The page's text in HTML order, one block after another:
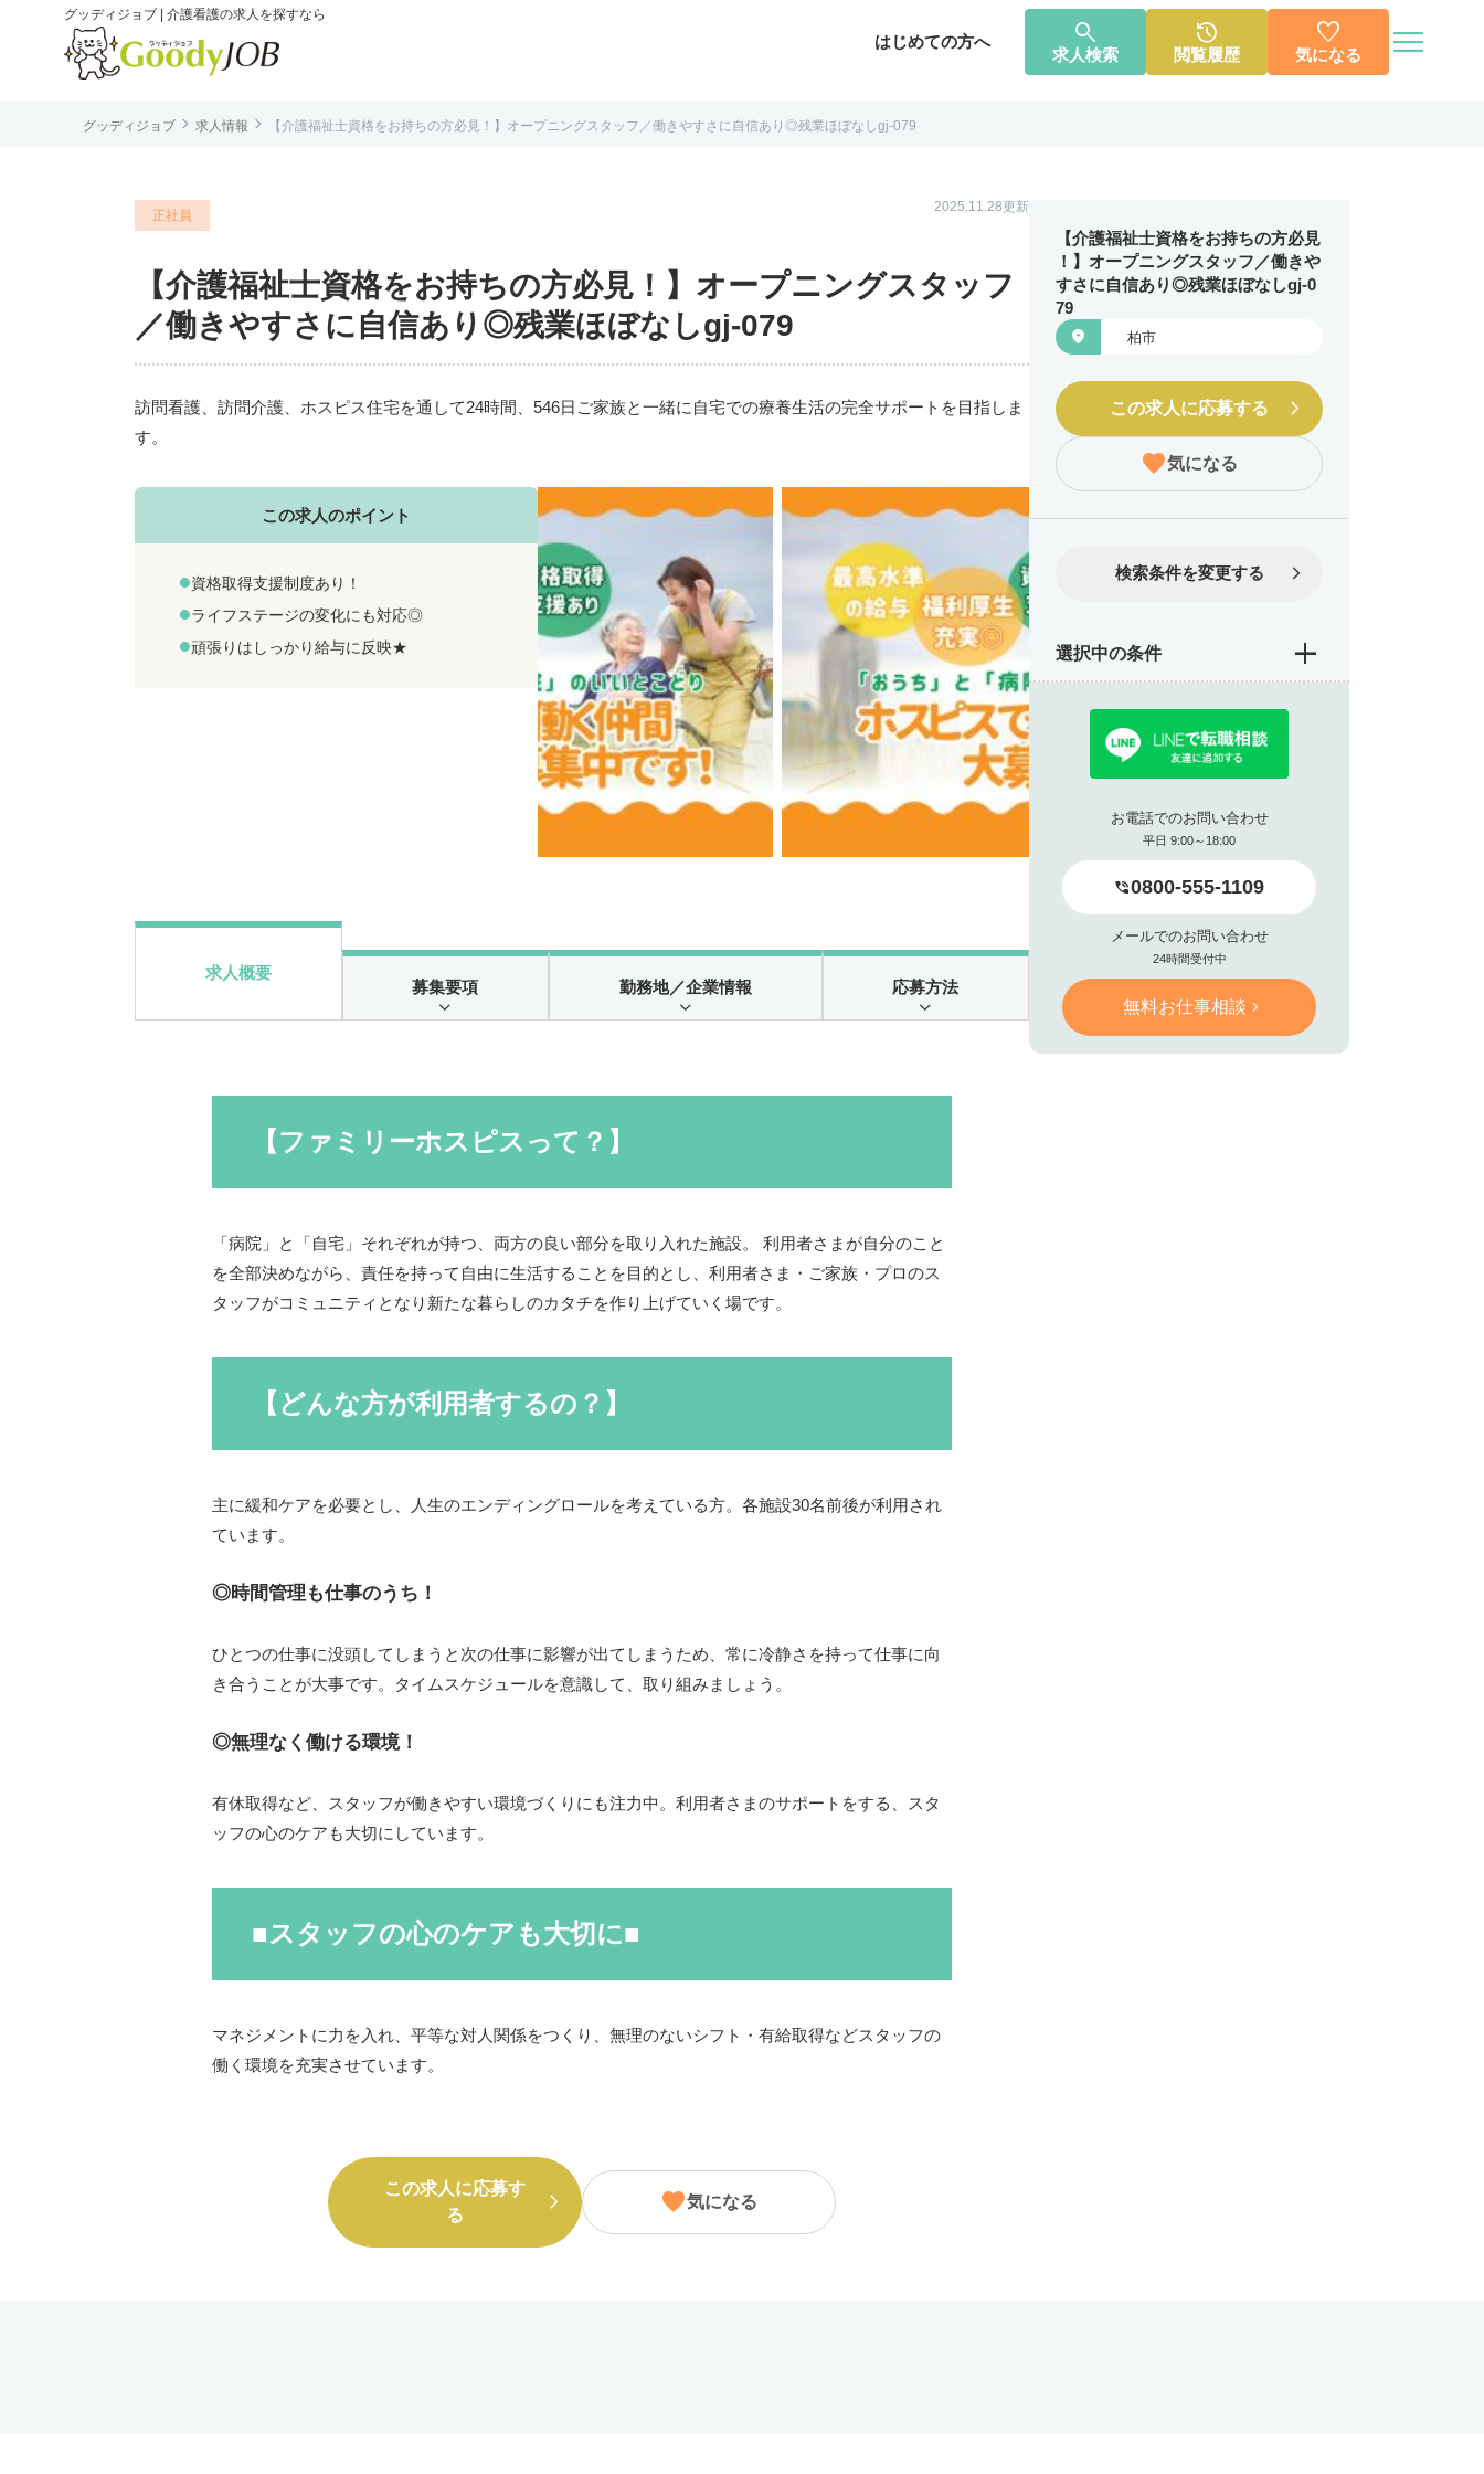
グッディジョブ | 介護看護の求人を探すなら
はじめての方へ 
求人検索

閲覧履歴

気になる 
はじめての方へ よくあるご質問 転職お役立ち情報 運営会社案内
グッディジョブ  求人情報  【介護福祉士資格をお持ちの方必見！】オープニングスタッフ／働きやすさに自信あり◎残業ほぼなしgj-079
2025.11.28更新
正社員
【介護福祉士資格をお持ちの方必見！】オープニングスタッフ
／働きやすさに自信あり◎残業ほぼなしgj-079
訪問看護、訪問介護、ホスピス住宅を通して24時間、546日ご家族と一緒に自宅での療養生活の完全サポートを目指しま
す。
この求人のポイント
資格取得支援制度あり！
ライフステージの変化にも対応◎
頑張りはしっかり給与に反映★
求人概要
募集要項 勤務地／企業情報 応募方法
【ファミリーホスピスって？】
「病院」と「自宅」それぞれが持つ、両方の良い部分を取り入れた施設。 利用者さまが自分のこと
を全部決めながら、責任を持って自由に生活することを目的とし、利用者さま・ご家族・プロのス
タッフがコミュニティとなり新たな暮らしのカタチを作り上げていく場です。
【どんな方が利用者するの？】
主に緩和ケアを必要とし、人生のエンディングロールを考えている方。各施設30名前後が利用され
ています。
◎時間管理も仕事のうち！
ひとつの仕事に没頭してしまうと次の仕事に影響が出てしまうため、常に冷静さを持って仕事に向
き合うことが大事です。タイムスケジュールを意識して、取り組みましょう。
◎無理なく働ける環境！
有休取得など、スタッフが働きやすい環境づくりにも注力中。利用者さまのサポートをする、スタ
ッフの心のケアも大切にしています。
■スタッフの心のケアも大切に■
マネジメントに力を入れ、平等な対人関係をつくり、無理のないシフト・有給取得などスタッフの
働く環境を充実させています。
この求人に応募す
る
気になる
【介護福祉士資格をお持ちの方必見
！】オープニングスタッフ／働きや
すさに自信あり◎残業ほぼなしgj-0
79
 柏市
この求人に応募する
気になる
検索条件を変更する
選択中の条件
お電話でのお問い合わせ
平日 9:00～18:00
0800-555-1109
メールでのお問い合わせ
24時間受付中
無料お仕事相談